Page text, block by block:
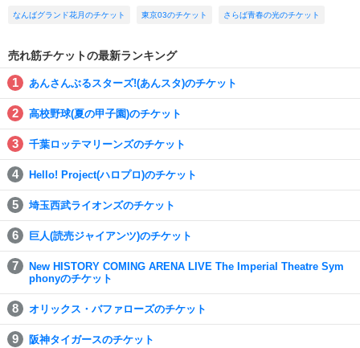
なんばグランド花月のチケット 東京03のチケット さらば青春の光のチケット
売れ筋チケットの最新ランキング
あんさんぶるスターズ!(あんスタ)のチケット
高校野球(夏の甲子園)のチケット
千葉ロッテマリーンズのチケット
Hello! Project(ハロプロ)のチケット
埼玉西武ライオンズのチケット
巨人(読売ジャイアンツ)のチケット
New HISTORY COMING ARENA LIVE The Imperial Theatre Sym
phonyのチケット
オリックス・バファローズのチケット
阪神タイガースのチケット